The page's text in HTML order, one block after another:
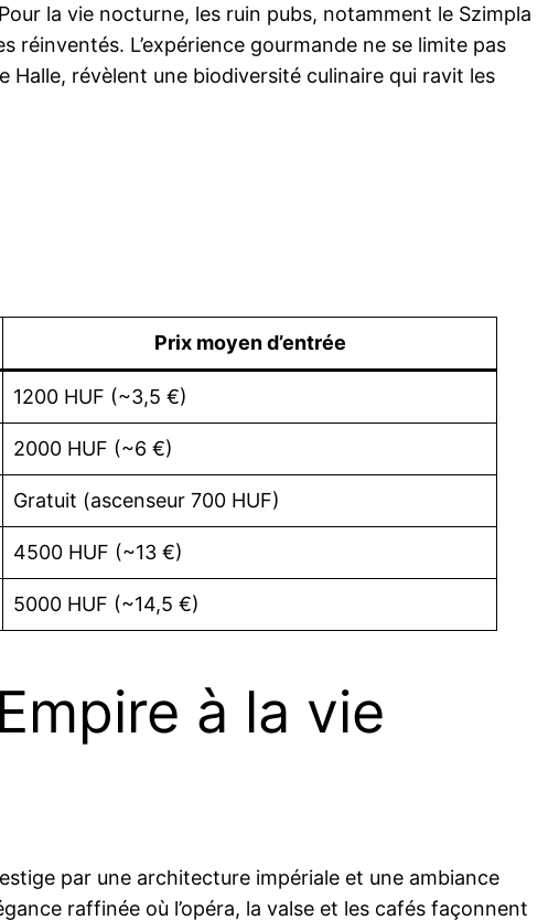
la vie nocturne, les ruin pubs, notamment le Szimpla
L’expérience gourmande ne se limite pas
Halle, révèlent une biodiversité culinaire qui ravit les
Prix moyen d’entrée
1200 HUF (~3,5 €)
2000 HUF (~6 €)
Gratuit (ascenseur 700 HUF)
4500 HUF (~13 €)
5000 HUF (~14,5 €)
à la vie
par une architecture impériale et une ambiance
raffinée où l’opéra, la valse et les cafés façonnent